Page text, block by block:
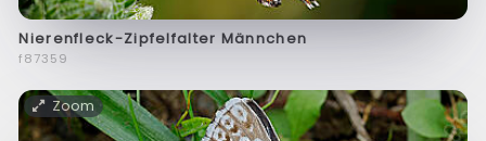
Nierenfleck-Zipfelfalter Männchen
f87359
Zoom